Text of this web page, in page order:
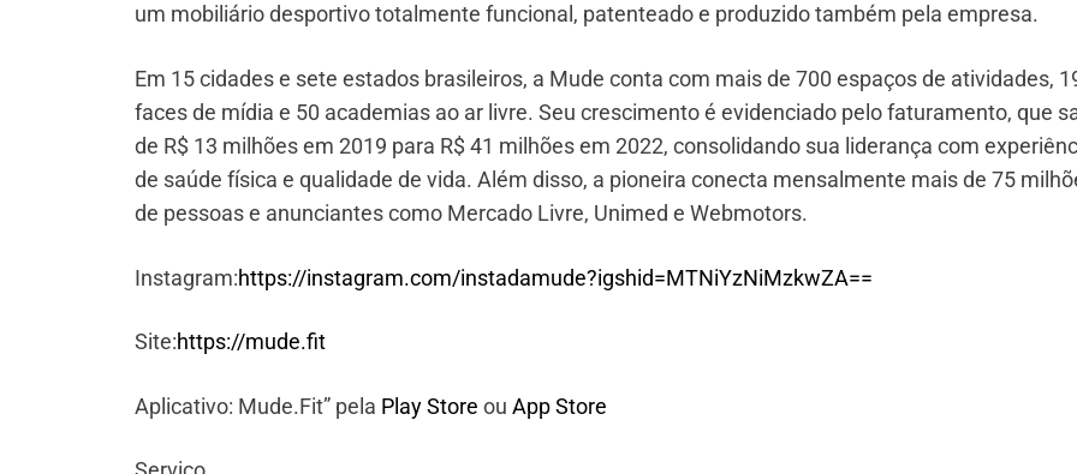
um mobiliário desportivo totalmente funcional, patenteado e produzido também pela empresa.
Em 15 cidades e sete estados brasileiros, a Mude conta com mais de 700 espaços de atividades,
faces de mídia e 50 academias ao ar livre. Seu crescimento é evidenciado pelo faturamento, que
de R$ 13 milhões em 2019 para R$ 41 milhões em 2022, consolidando sua liderança com
de saúde física e qualidade de vida. Além disso, a pioneira conecta mensalmente mais de 75
de pessoas e anunciantes como Mercado Livre, Unimed e Webmotors.
Instagram:https://instagram.com/instadamude?igshid=MTNiYzNiMzkwZA==
Site:https://mude.fit
Aplicativo: Mude.Fit” pela Play Store ou App Store